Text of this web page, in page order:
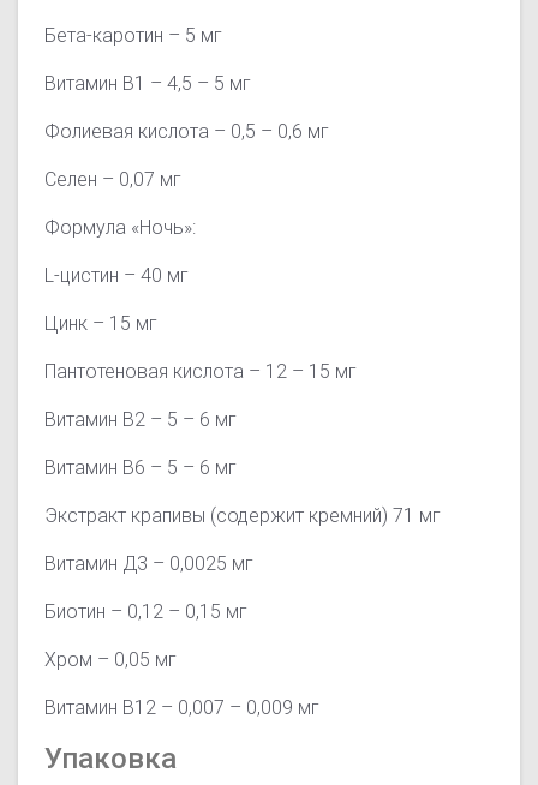
Бета-каротин – 5 мг
Витамин В1 – 4,5 – 5 мг
Фолиевая кислота – 0,5 – 0,6 мг
Селен – 0,07 мг
Формула «Ночь»:
L-цистин – 40 мг
Цинк – 15 мг
Пантотеновая кислота – 12 – 15 мг
Витамин В2 – 5 – 6 мг
Витамин В6 – 5 – 6 мг
Экстракт крапивы (содержит кремний) 71 мг
Витамин Д3 – 0,0025 мг
Биотин – 0,12 – 0,15 мг
Хром – 0,05 мг
Витамин В12 – 0,007 – 0,009 мг
Упаковка